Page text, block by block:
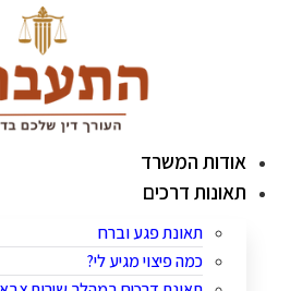
אודות המשרד
תאונות דרכים
תאונת פגע וברח
כמה פיצוי מגיע לי?